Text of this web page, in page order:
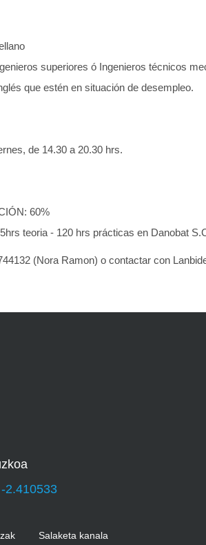
superiores ó Ingenieros técnicos
que estén en situación de desempleo.
de 14.30 a 20.30 hrs.
60%
teoria - 120 hrs prácticas en Danobat
(Nora Ramon) o contactar con
2.410533
Salaketa kanala